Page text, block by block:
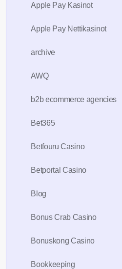
Apple Pay Kasinot
Apple Pay Nettikasinot
archive
AWQ
b2b ecommerce agencies
Bet365
Betfouru Casino
Betportal Casino
Blog
Bonus Crab Casino
Bonuskong Casino
Bookkeeping